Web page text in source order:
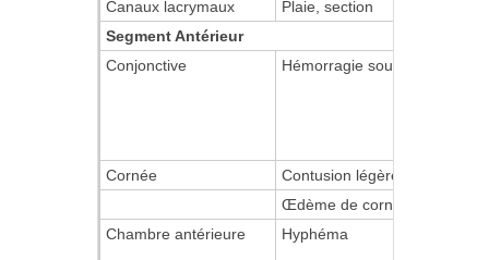
Canaux lacrymaux
Plaie, section
Segment Antérieur
Conjonctive
Hémorragie sous
Cornée
Contusion légère
Œdème de cornée
Chambre antérieure
Hyphéma